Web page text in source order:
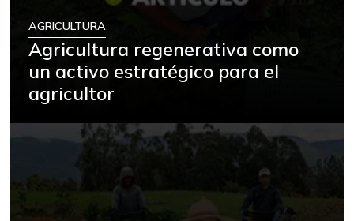
AGRICULTURA
Agricultura regenerativa como
un activo estratégico para el
agricultor